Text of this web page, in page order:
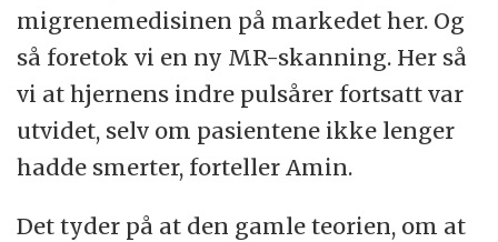
migrenemedisinen på markedet her. Og
så foretok vi en ny MR-skanning. Her så
vi at hjernens indre pulsårer fortsatt var
utvidet, selv om pasientene ikke lenger
hadde smerter, forteller Amin.
Det tyder på at den gamle teorien, om at